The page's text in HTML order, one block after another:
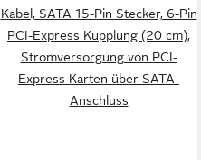
Kabel, SATA 15-Pin Stecker, 6-Pin
PCI-Express Kupplung (20 cm),
Stromversorgung von PCI-
Express Karten über SATA-
Anschluss